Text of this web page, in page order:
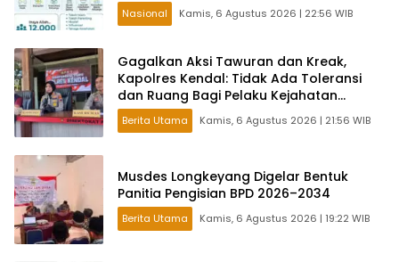
Nasional Kamis, 6 Agustus 2026 | 22:56 WIB
Gagalkan Aksi Tawuran dan Kreak,
Kapolres Kendal: Tidak Ada Toleransi
dan Ruang Bagi Pelaku Kejahatan
Jalanan
Berita Utama Kamis, 6 Agustus 2026 | 21:56 WIB
Musdes Longkeyang Digelar Bentuk
Panitia Pengisian BPD 2026–2034
Berita Utama Kamis, 6 Agustus 2026 | 19:22 WIB